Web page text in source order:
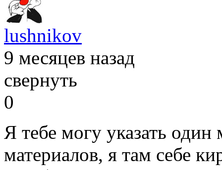
lushnikov
9 месяцев назад
свернуть
0
Я тебе могу указать один
материалов, я там себе